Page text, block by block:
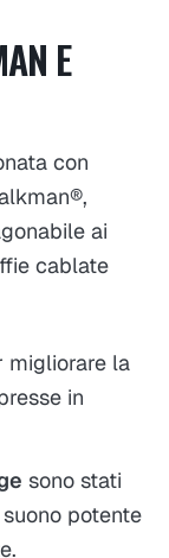
E
con
ai
cablate
migliorare la
in
sono stati
potente